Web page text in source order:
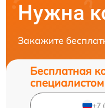
Нужна
Закажите
Бесплатная
специалистом